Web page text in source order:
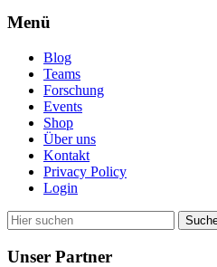
Menü
Blog
Teams
Forschung
Events
Shop
Über uns
Kontakt
Privacy Policy
Login
Unser Partner